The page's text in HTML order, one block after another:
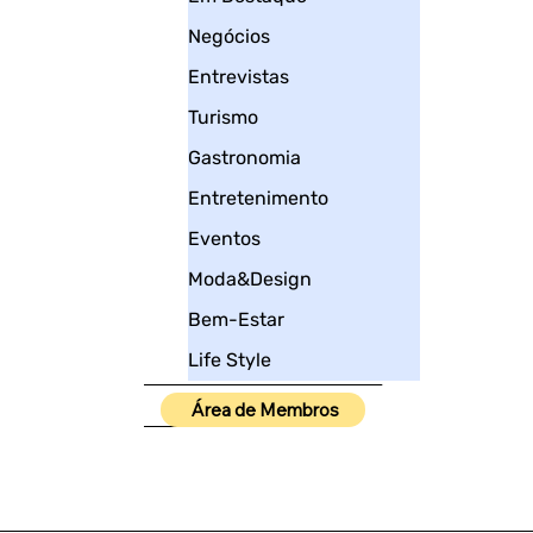
Negócios
Entrevistas
Turismo
Gastronomia
Entretenimento
Eventos
Moda&Design
Bem-Estar
Life Style
____________________
_____Área de Membros